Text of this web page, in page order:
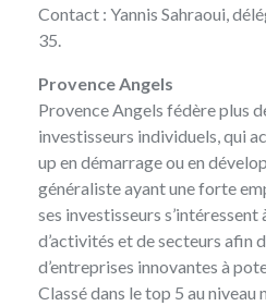
Contact : Yannis Sahraoui ,
35.
Provence Angels
Provence Angels fédère plus
investisseurs individuels, qui
up en démarrage ou en
généraliste ayant une forte
ses investisseurs s’intéressent
d’activités et de secteurs afin
d’entreprises innovantes à
Classé dans le top 5 au niveau